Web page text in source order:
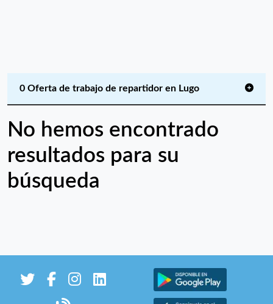
0 Oferta de trabajo de repartidor en Lugo
No hemos encontrado
resultados para su
búsqueda